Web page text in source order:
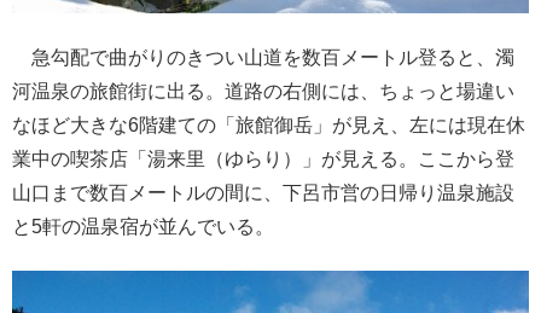
急勾配で曲がりのきつい山道を数百メートル登ると、濁
河温泉の旅館街に出る。道路の右側には、ちょっと場違い
なほど大きな6階建ての「旅館御岳」が見え、左には現在休
業中の喫茶店「湯来里（ゆらり）」が見える。ここから登
山口まで数百メートルの間に、下呂市営の日帰り温泉施設
と5軒の温泉宿が並んでいる。